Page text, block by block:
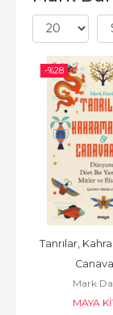
-%28
Tanrılar,
Mark
MAYA